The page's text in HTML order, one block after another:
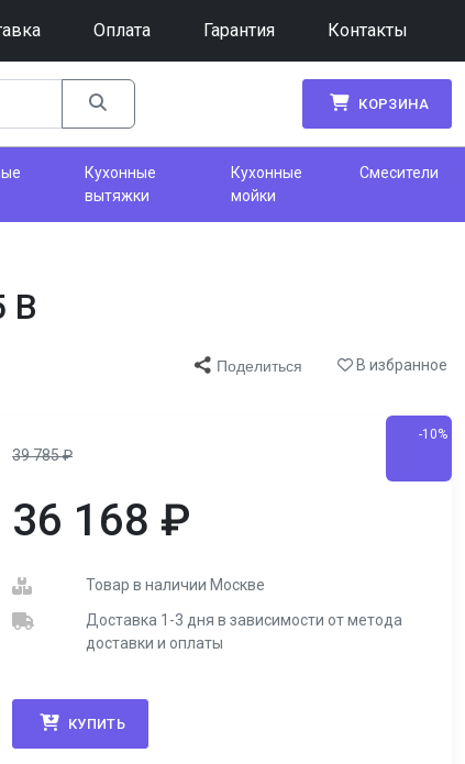
Оплата Гарантия Контакты
КОРЗИНА
Кухонные
вытяжки
Кухонные
мойки
Смесители
B
Поделиться В избранное
39 785₽
-10%
36 168 ₽
Товар в наличии Москве
Доставка 1-3 дня в зависимости от метода
доставки и оплаты
КУПИТЬ